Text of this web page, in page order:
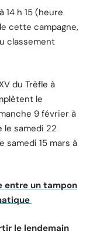
14 h 15 (heure
cette campagne,
classement
du Trèfle à
le
9 février à
le samedi 22
samedi 15 mars à
entre un tampon
le lendemain